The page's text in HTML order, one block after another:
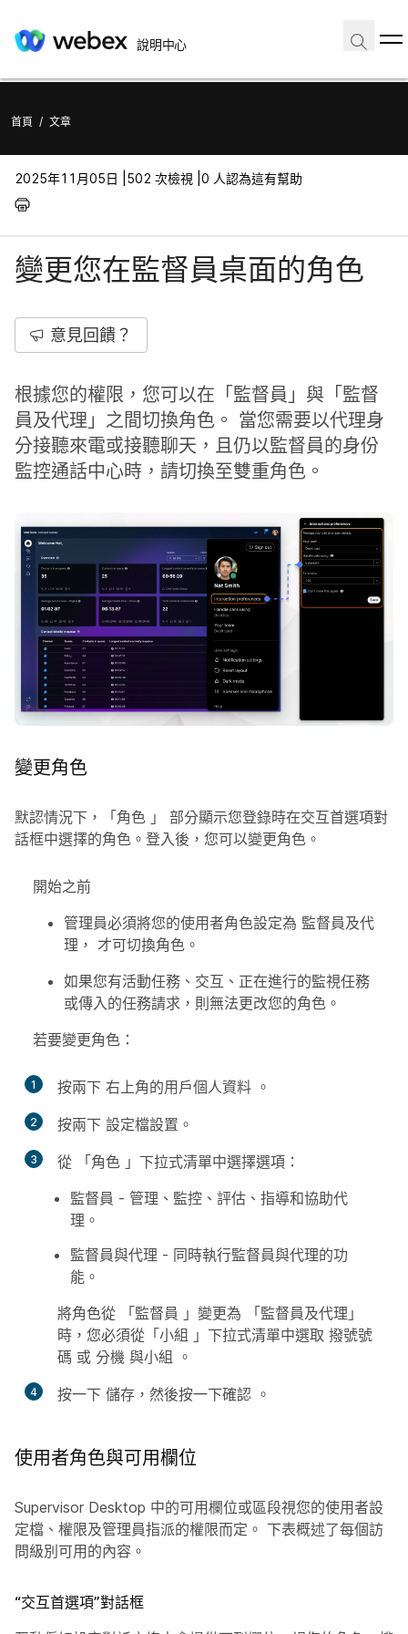
說明中心
首頁 / 文章
2025年11月05日 | 502 次檢視 | 0 人認為這有幫助
變更您在監督員桌面的角色
意見回饋？
根據您的權限，您可以在「監督員」與「監督
員及代理」之間切換角色。 當您需要以代理身
分接聽來電或接聽聊天，且仍以監督員的身份
監控通話中心時，請切換至雙重角色。
變更角色
默認情況下，「角色 」
部分顯示您登錄時在交互首選項對
話框中選擇的角色。登入後，您可以變更角色。
開始之前
管理員必須將您的使用者角色設定為 監督員及代
理， 才可切換角色。
如果您有活動任務、交互、正在進行的監視任務
或傳入的任務請求，則無法更改您的角色。
若要變更角色：
1 按兩下 右上角的用戶個人資料 。
2 按兩下 設定檔設置 。
3 從 「角色 」下拉式清單中選擇選項：
監督員 - 管理、監控、評估、指導和協助代
理。
監督員與代理 - 同時執行監督員與代理的功
能。
將角色從
「監督員 」變更為
「監督員及代理」
時，您必須從 「小組 」下拉式清單中選取 撥號號
碼 或 分機 與小組 。
4 按一下 儲存 ，然後按一下確認 。
使用者角色與可用欄位
Supervisor Desktop 中的可用欄位或區段視您的使用者設
定檔、權限及管理員指派的權限而定。 下表概述了每個訪
問級別可用的內容。
“交互首選項”對話框